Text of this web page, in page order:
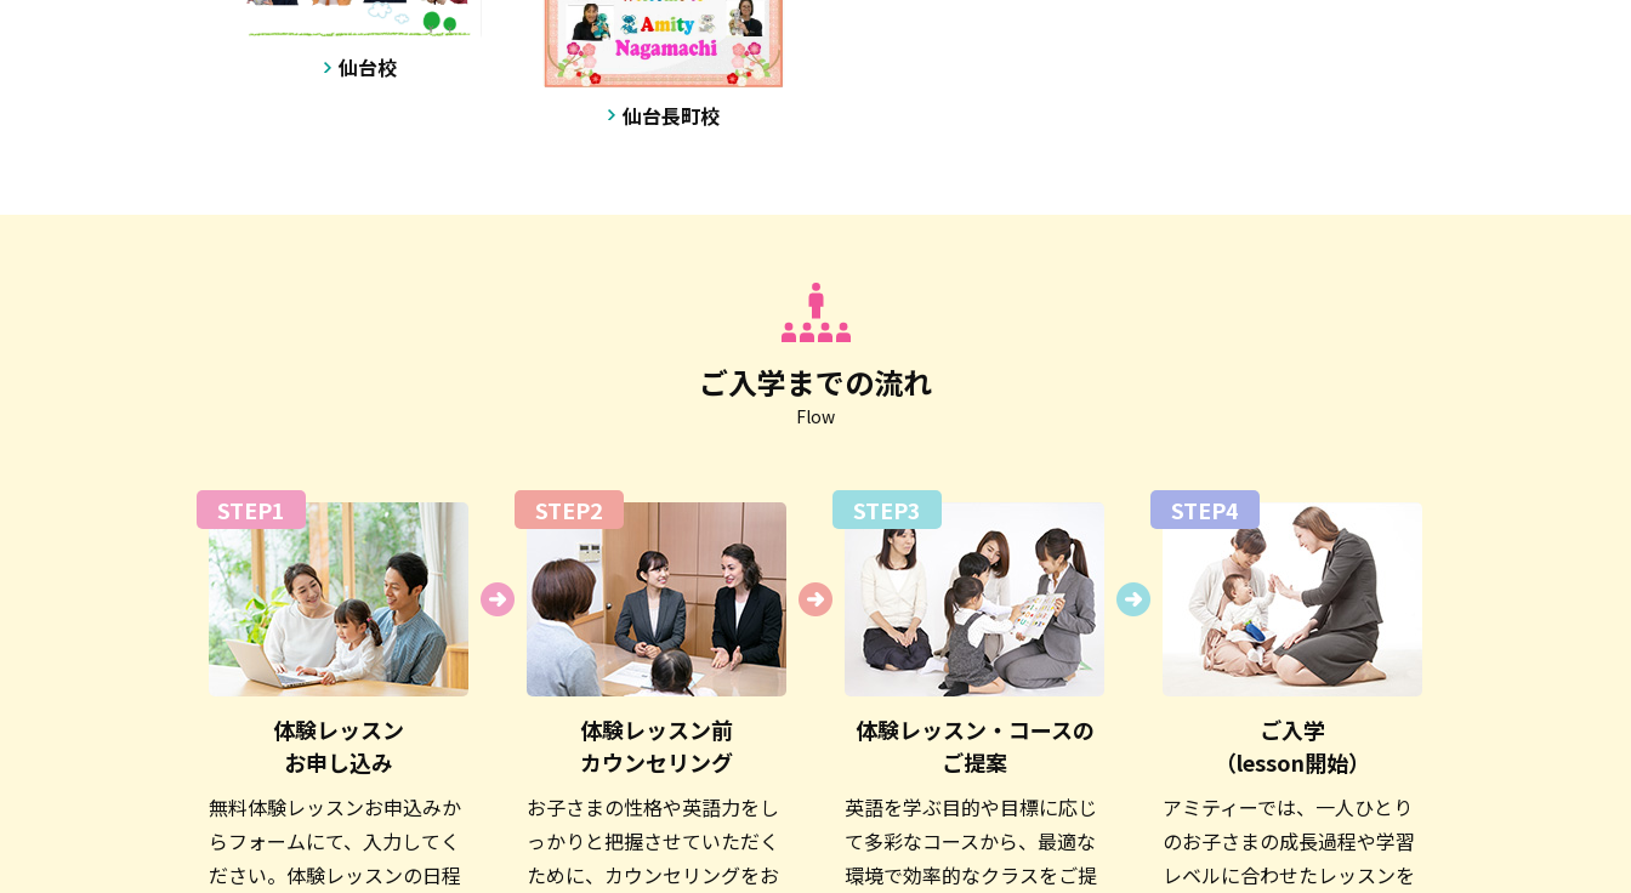
仙台校
仙台長町校
ご入学までの流れ
Flow
STEP1
体験レッスン
お申し込み
無料体験レッスンお申込みか
らフォームにて、入力してく
ださい。体験レッスンの日程
STEP2
体験レッスン前
カウンセリング
お子さまの性格や英語力をし
っかりと把握させていただく
ために、カウンセリングをお
STEP3
体験レッスン・コースの
ご提案
英語を学ぶ目的や目標に応じ
て多彩なコースから、最適な
環境で効率的なクラスをご提
STEP4
ご入学
（lesson開始）
アミティーでは、一人ひとり
のお子さまの成長過程や学習
レベルに合わせたレッスンを